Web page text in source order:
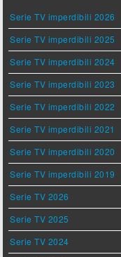
Serie TV imperdibili 2026
Serie TV imperdibili 2025
Serie TV imperdibili 2024
Serie TV imperdibili 2023
Serie TV imperdibili 2022
Serie TV imperdibili 2021
Serie TV imperdibili 2020
Serie TV imperdibili 2019
Serie TV 2026
Serie TV 2025
Serie TV 2024